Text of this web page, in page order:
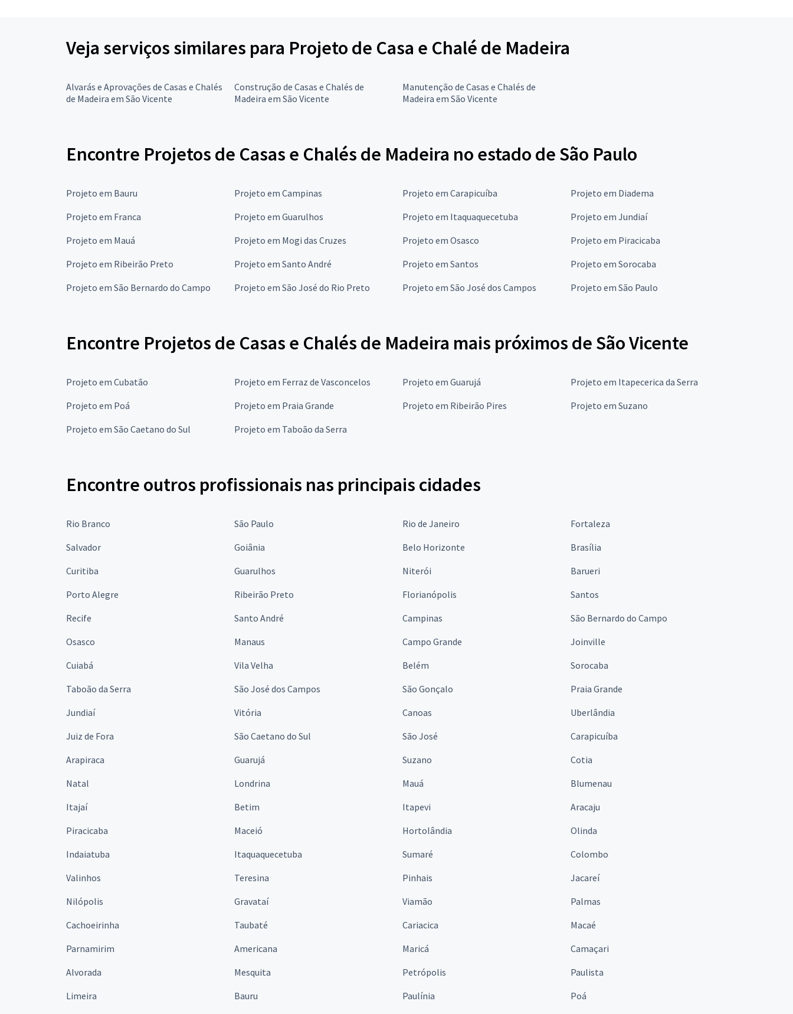
Veja serviços similares para Projeto de Casa e Chalé de Madeira
Alvarás e Aprovações de Casas e Chalés
de Madeira em São Vicente
Construção de Casas e Chalés de
Madeira em São Vicente
Manutenção de Casas e Chalés de
Madeira em São Vicente
Encontre Projetos de Casas e Chalés de Madeira no estado de São Paulo
Projeto em Bauru Projeto em Campinas Projeto em Carapicuíba
Projeto em Diadema
Projeto em Franca
Projeto em Guarulhos Projeto em Itaquaquecetuba
Projeto em Jundiaí
Projeto em Mauá
Projeto em Mogi das Cruzes Projeto em Osasco
Projeto em Piracicaba
Projeto em Ribeirão Preto
Projeto em Santo André Projeto em Santos
Projeto em Sorocaba
Projeto em São Bernardo do Campo
Projeto em São José do Rio Preto Projeto em São José dos Campos Projeto em São Paulo
Encontre Projetos de Casas e Chalés de Madeira mais próximos de São Vicente
Projeto em Cubatão Projeto em Ferraz de Vasconcelos Projeto em Guarujá
Projeto em Itapecerica da Serra
Projeto em Poá
Projeto em Praia Grande Projeto em Ribeirão Pires
Projeto em Suzano
Projeto em São Caetano do Sul
Projeto em Taboão da Serra
Encontre outros profissionais nas principais cidades
Rio Branco São Paulo Rio de Janeiro
Fortaleza
Salvador
Goiânia Belo Horizonte
Brasília
Curitiba
Guarulhos Niterói
Barueri
Porto Alegre
Ribeirão Preto Florianópolis
Santos
Recife
Santo André Campinas
São Bernardo do Campo
Osasco
Manaus Campo Grande
Joinville
Cuiabá
Vila Velha Belém
Sorocaba
Taboão da Serra
São José dos Campos São Gonçalo
Praia Grande
Jundiaí
Vitória Canoas
Uberlândia
Juiz de Fora
São Caetano do Sul São José
Carapicuíba
Arapiraca
Guarujá Suzano
Cotia
Natal
Londrina Mauá
Blumenau
Itajaí
Betim Itapevi
Aracaju
Piracicaba
Maceió Hortolândia
Olinda
Indaiatuba
Itaquaquecetuba Sumaré
Colombo
Valinhos
Teresina Pinhais
Jacareí
Nilópolis
Gravataí Viamão
Palmas
Cachoeirinha
Taubaté Cariacica
Macaé
Parnamirim
Americana Maricá
Camaçari
Alvorada
Mesquita Petrópolis
Paulista
Limeira
Bauru Paulínia
Poá